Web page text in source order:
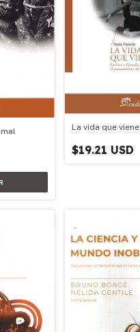
La vida que viene
$19.21 USD